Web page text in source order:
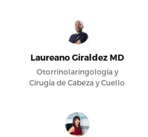
Laureano Giraldez MD
Otorrinolaringología y
Cirugía de Cabeza y Cuello